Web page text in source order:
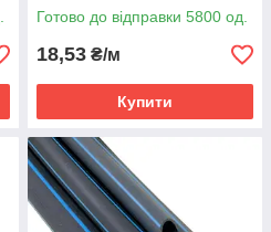
Готово до відправки 5800 од.
18,53 ₴/м
Купити